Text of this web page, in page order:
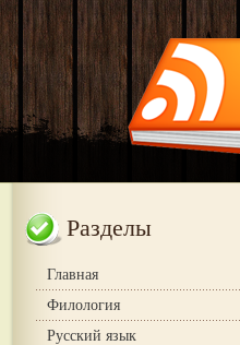
Разделы
Главная
Филология
Русский язык